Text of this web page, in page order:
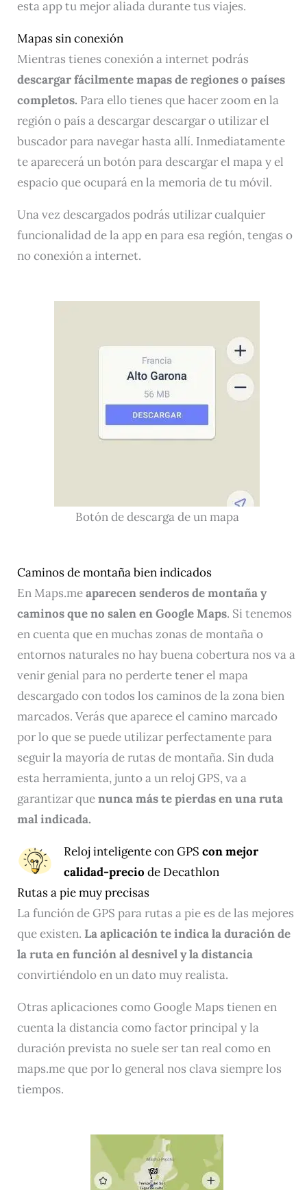
esta app tu mejor aliada durante tus viajes.
Mapas sin conexión
Mientras tienes conexión a internet podrás
descargar fácilmente mapas de regiones o países
completos. Para ello tienes que hacer zoom en la
región o país a descargar descargar o utilizar el
buscador para navegar hasta allí. Inmediatamente
te aparecerá un botón para descargar el mapa y el
espacio que ocupará en la memoria de tu móvil.
Una vez descargados podrás utilizar cualquier
funcionalidad de la app en para esa región, tengas o
no conexión a internet.
Botón de descarga de un mapa
Caminos de montaña bien indicados
En Maps.meaparecen senderos de montaña y
caminos que no salen en Google Maps. Si tenemos
en cuenta que en muchas zonas de montaña o
entornos naturales no hay buena cobertura nos va a
venir genial para no perderte tener el mapa
descargado con todos los caminos de la zona bien
marcados. Verás que aparece el camino marcado
por lo que se puede utilizar perfectamente para
seguir la mayoría de rutas de montaña. Sin duda
esta herramienta, junto a un reloj GPS, va a
garantizar quenunca más te pierdas en una ruta
mal indicada.
Reloj inteligente con GPS con mejor
calidad-precio de Decathlon
Rutas a pie muy precisas
La función de GPS para rutas a pie es de las mejores
que existen. La aplicación te indica la duración de
la ruta en función al desnivel y la distancia
convirtiéndolo en un dato muy realista.
Otras aplicaciones como Google Maps tienen en
cuenta la distancia como factor principal y la
duración prevista no suele ser tan real como en
maps.me que por lo general nos clava siempre los
tiempos.